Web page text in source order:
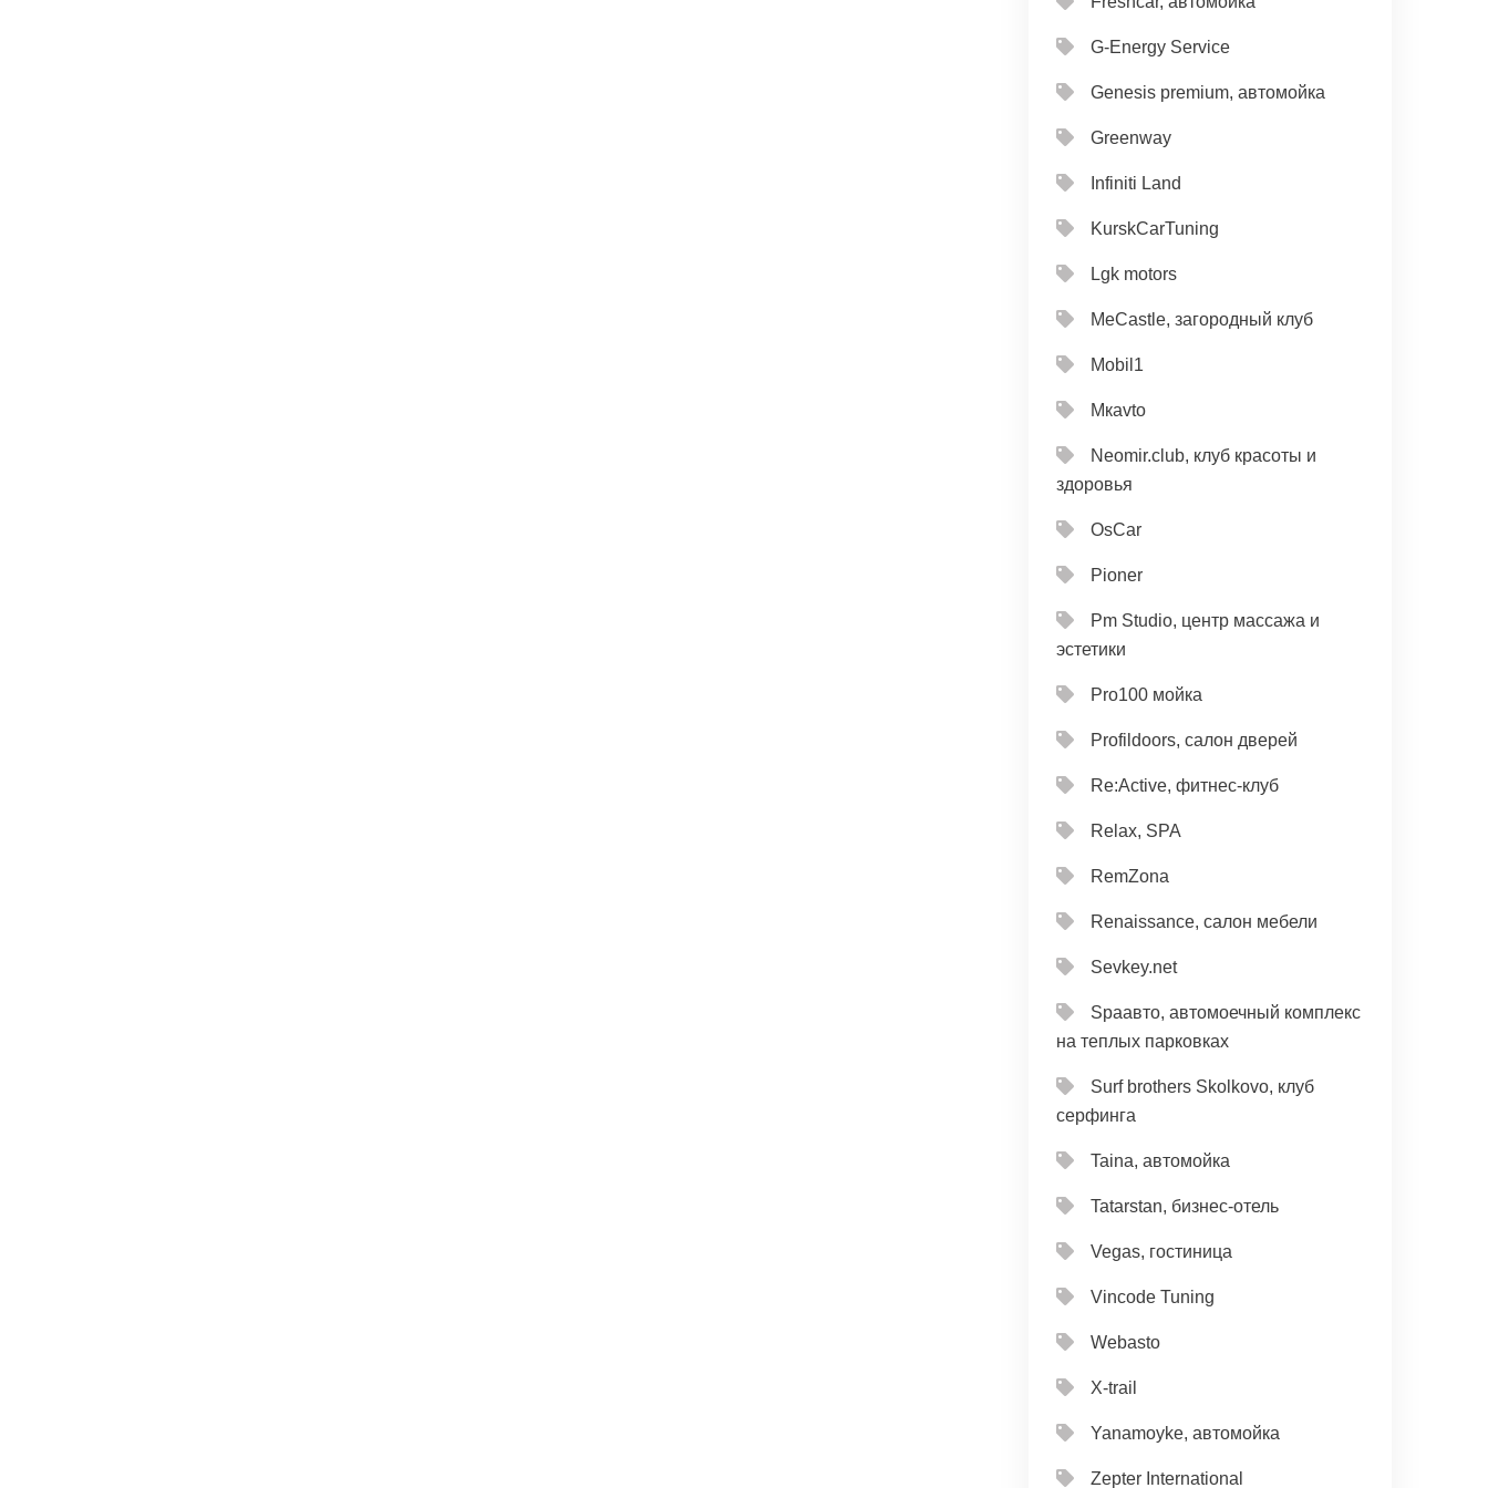
G-Energy Service
Genesis premium, автомойка
Greenway
Infiniti Land
KurskCarTuning
Lgk motors
MeCastle, загородный клуб
Mobil1
Mкavto
Neomir.club, клуб красоты и
здоровья
OsCar
Pioner
Pm Studio, центр массажа и
эстетики
Pro100 мойка
Profildoors, салон дверей
Re:Active, фитнес-клуб
Relax, SPA
RemZona
Renaissance, салон мебели
Sevkey.net
Spaавто, автомоечный комплекс
на теплых парковках
Surf brothers Skolkovo, клуб
серфинга
Taina, автомойка
Tatarstan, бизнес-отель
Vegas, гостиница
Vincode Tuning
Webasto
X-trail
Yanamoyke, автомойка
Zepter International